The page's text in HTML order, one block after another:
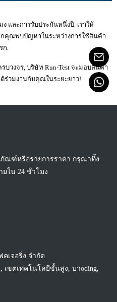
และการรับประกันหนึ่งปี. เราให้
คุณพบปัญหาในระหว่างการใช้สินค้า
.
วงจร, บริษัท Run-Test จะมอบสินค้า
ร่วมงานกับคุณในระยะยาว!
ณฑ์หรือรายการราคา กรุณาทิ้ง
ยใน 24 ชั่วโมง
เจอริ่ง จำกัด
ขตเทคโนโลยีขั้นสูง, บาoding,